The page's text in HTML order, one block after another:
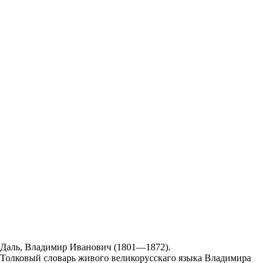
Даль, Владимир Иванович (1801—1872).
Толковый словарь живого великорусскаго языка Владимира